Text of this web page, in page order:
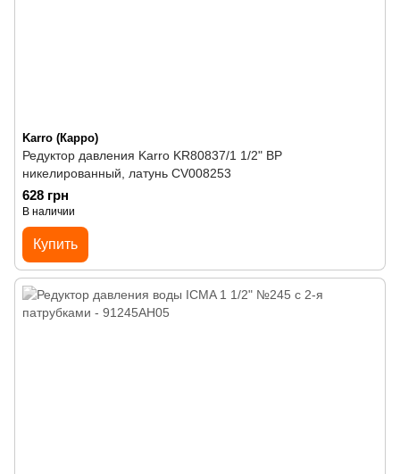
Karro (Карро)
Редуктор давления Karro KR80837/1 1/2" ВР
никелированный, латунь CV008253
628 грн
В наличии
Купить